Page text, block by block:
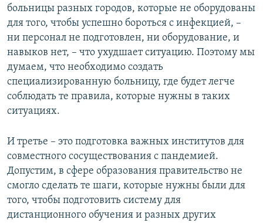
больницы разных городов, которые не оборудованы
для того, чтобы успешно бороться с инфекцией, –
ни персонал не подготовлен, ни оборудование, и
навыков нет, – что ухудшает ситуацию. Поэтому мы
думаем, что необходимо создать
специализированную больницу, где будет легче
соблюдать те правила, которые нужны в таких
ситуациях.
И третье – это подготовка важных институтов для
совместного сосуществования с пандемией.
Допустим, в сфере образования правительство не
смогло сделать те шаги, которые нужны были для
того, чтобы подготовить систему для
дистанционного обучения и разных других